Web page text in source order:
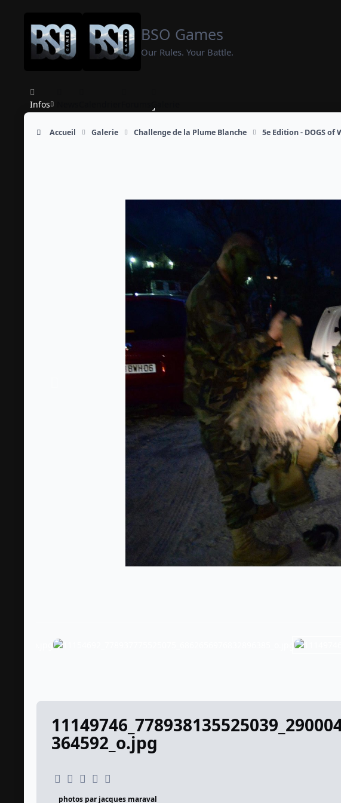
BSO Games
Our Rules. Your Battle.
Infos
Accueil Galerie Challenge de la Plume Blanche 5e Edition - DOGS of
364592_o.jpg
photos par jacques maraval